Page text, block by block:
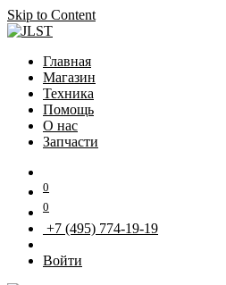
Skip to Content
Главная
Магазин
Техника
Помощь
О нас
Запчасти
0
0
+7 (495) 774-19-19
Войти